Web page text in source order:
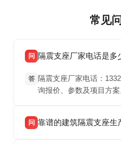
常见
问 隔震支座厂家电话是多
答 隔震支座厂家电话：
询报价、参数及项目方案
问 靠谱的建筑隔震支座生